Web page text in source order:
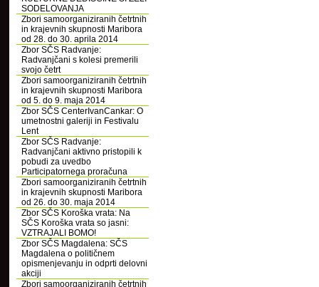
SODELOVANJA
Zbori samoorganiziranih četrtnih
in krajevnih skupnosti Maribora
od 28. do 30. aprila 2014
Zbor SČS Radvanje:
Radvanjčani s kolesi premerili
svojo četrt
Zbori samoorganiziranih četrtnih
in krajevnih skupnosti Maribora
od 5. do 9. maja 2014
Zbor SČS CenterIvanCankar: O
umetnostni galeriji in Festivalu
Lent
Zbor SČS Radvanje:
Radvanjčani aktivno pristopili k
pobudi za uvedbo
Participatornega proračuna
Zbori samoorganiziranih četrtnih
in krajevnih skupnosti Maribora
od 26. do 30. maja 2014
Zbor SČS Koroška vrata: Na
SČS Koroška vrata so jasni:
VZTRAJALI BOMO!
Zbor SČS Magdalena: SČS
Magdalena o političnem
opismenjevanju in odprti delovni
akciji
Zbori samoorganiziranih četrtnih